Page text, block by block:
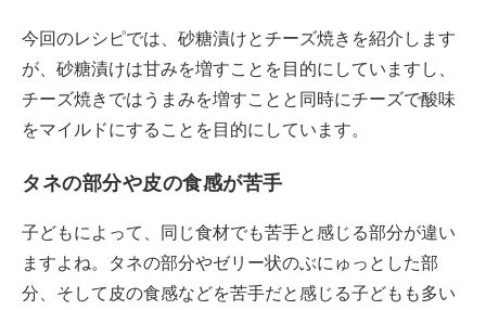
今回のレシピでは、砂糖漬けとチーズ焼きを紹介します
が、砂糖漬けは甘みを増すことを目的にしていますし、
チーズ焼きではうまみを増すことと同時にチーズで酸味
をマイルドにすることを目的にしています。
タネの部分や皮の食感が苦手
子どもによって、同じ食材でも苦手と感じる部分が違い
ますよね。タネの部分やゼリー状のぶにゅっとした部
分、そして皮の食感などを苦手だと感じる子どもも多い